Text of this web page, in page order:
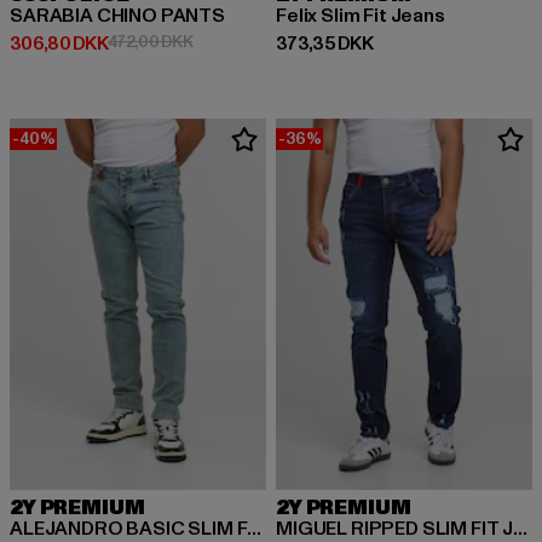
SARABIA CHINO PANTS
306,80 DKK
Nuværende pris: 306,80 DKK
472,00 DKKKampagnepris: 472,00 DKK
Felix Slim Fit Jeans
373,35 DKK
Nuværende pris: 373,35 DKK
-40%
2Y PREMIUM
ALEJANDRO BASIC SLIM FIT JEANS
-36%
2Y PREMIUM
MIGUEL RIPPED SLIM FIT JEANS